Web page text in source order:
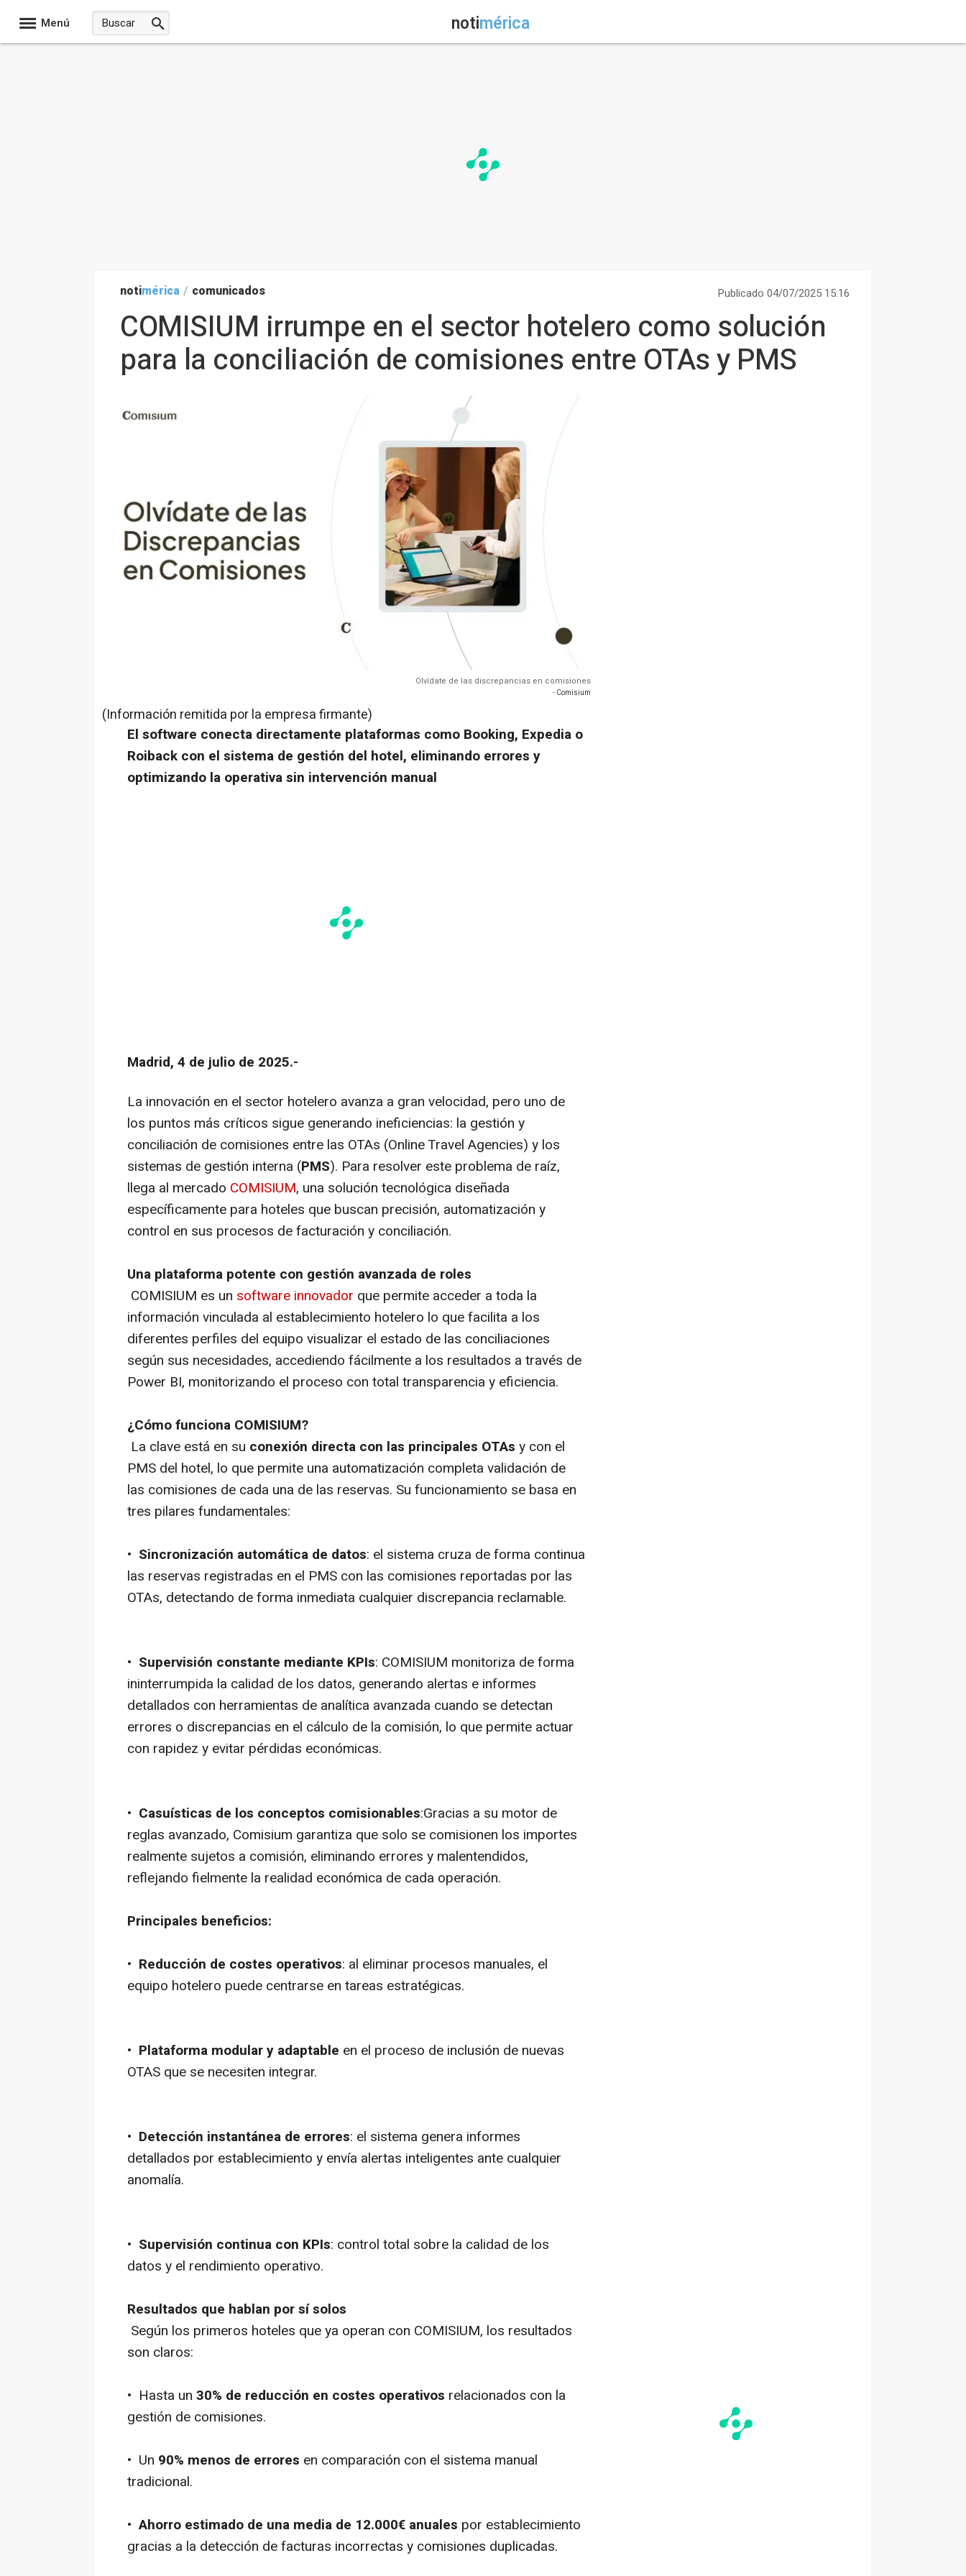
Menú notimérica
notimérica / comunicados Publicado 04/07/2025 15:16
COMISIUM irrumpe en el sector hotelero como solución
para la conciliación de comisiones entre OTAs y PMS
Olvídate de las discrepancias en comisiones
- Comisium
(Información remitida por la empresa firmante)
El software conecta directamente plataformas como Booking, Expedia o
Roiback con el sistema de gestión del hotel, eliminando errores y
optimizando la operativa sin intervención manual
Madrid, 4 de julio de 2025.-
La innovación en el sector hotelero avanza a gran velocidad, pero uno de
los puntos más críticos sigue generando ineficiencias: la gestión y
conciliación de comisiones entre las OTAs (Online Travel Agencies) y los
sistemas de gestión interna (PMS). Para resolver este problema de raíz,
llega al mercado COMISIUM, una solución tecnológica diseñada
específicamente para hoteles que buscan precisión, automatización y
control en sus procesos de facturación y conciliación.
Una plataforma potente con gestión avanzada de roles
COMISIUM es un software innovador que permite acceder a toda la
información vinculada al establecimiento hotelero lo que facilita a los
diferentes perfiles del equipo visualizar el estado de las conciliaciones
según sus necesidades, accediendo fácilmente a los resultados a través de
Power BI, monitorizando el proceso con total transparencia y eficiencia.
¿Cómo funciona COMISIUM?
La clave está en su conexión directa con las principales OTAs y con el
PMS del hotel, lo que permite una automatización completa validación de
las comisiones de cada una de las reservas. Su funcionamiento se basa en
tres pilares fundamentales:
• Sincronización automática de datos: el sistema cruza de forma continua
las reservas registradas en el PMS con las comisiones reportadas por las
OTAs, detectando de forma inmediata cualquier discrepancia reclamable.
• Supervisión constante mediante KPIs: COMISIUM monitoriza de forma
ininterrumpida la calidad de los datos, generando alertas e informes
detallados con herramientas de analítica avanzada cuando se detectan
errores o discrepancias en el cálculo de la comisión, lo que permite actuar
con rapidez y evitar pérdidas económicas.
• Casuísticas de los conceptos comisionables:Gracias a su motor de
reglas avanzado, Comisium garantiza que solo se comisionen los importes
realmente sujetos a comisión, eliminando errores y malentendidos,
reflejando fielmente la realidad económica de cada operación.
Principales beneficios:
• Reducción de costes operativos: al eliminar procesos manuales, el
equipo hotelero puede centrarse en tareas estratégicas.
• Plataforma modular y adaptable en el proceso de inclusión de nuevas
OTAS que se necesiten integrar.
• Detección instantánea de errores: el sistema genera informes
detallados por establecimiento y envía alertas inteligentes ante cualquier
anomalía.
• Supervisión continua con KPIs: control total sobre la calidad de los
datos y el rendimiento operativo.
Resultados que hablan por sí solos
Según los primeros hoteles que ya operan con COMISIUM, los resultados
son claros:
• Hasta un 30% de reducción en costes operativos relacionados con la
gestión de comisiones.
• Un 90% menos de errores en comparación con el sistema manual
tradicional.
•Ahorro estimado de una media de 12.000€ anuales por establecimiento
gracias a la detección de facturas incorrectas y comisiones duplicadas.